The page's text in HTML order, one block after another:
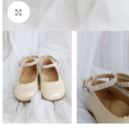
Clique para aumentar